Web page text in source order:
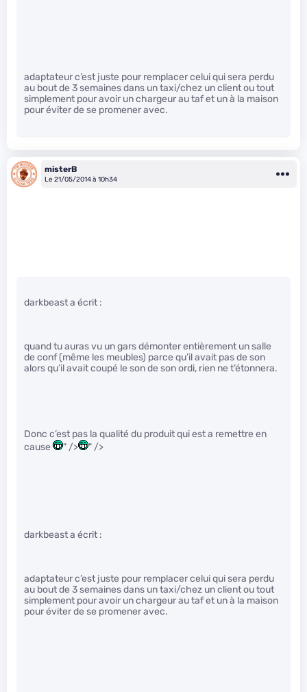
adaptateur c’est juste pour remplacer celui qui sera perdu
au bout de 3 semaines dans un taxi/chez un client ou tout
simplement pour avoir un chargeur au taf et un à la maison
pour éviter de se promener avec.
misterB
Le 21/05/2014 à 10h34
darkbeast a écrit :
quand tu auras vu un gars démonter entièrement un salle
de conf (même les meubles) parce qu’il avait pas de son
alors qu’il avait coupé le son de son ordi, rien ne t’étonnera.
Donc c’est pas la qualité du produit qui est a remettre en
cause
" /> " />
darkbeast a écrit :
adaptateur c’est juste pour remplacer celui qui sera perdu
au bout de 3 semaines dans un taxi/chez un client ou tout
simplement pour avoir un chargeur au taf et un à la maison
pour éviter de se promener avec.